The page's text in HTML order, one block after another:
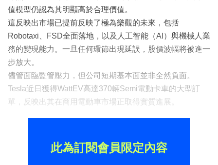
值模型仍認為其明顯高於合理價值。
這反映出市場已提前反映了極為樂觀的未來，包括
Robotaxi、FSD全面落地，以及人工智能（AI）與機械人業
務的變現能力。一旦任何環節出現延誤，股價波幅將被進一
步放大。
儘管面臨監管壓力，但公司短期基本面並非全然負面。
Tesla近日獲得WattEV高達370輛Semi電動卡車的大型訂
單，反映出其在商用電動車市場正取得實質進展。
此為訂閱會員限定內容